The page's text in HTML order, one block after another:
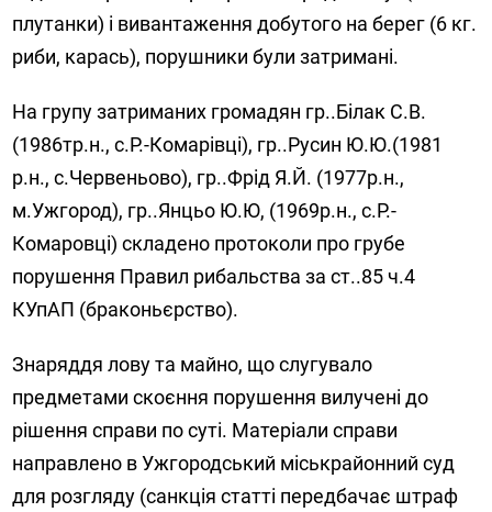
плутанки) і вивантаження добутого на берег (6 кг.
риби, карась), порушники були затримані.
На групу затриманих громадян гр..Білак С.В.
(1986тр.н., с.Р.-Комарівці), гр..Русин Ю.Ю.(1981
р.н., с.Червеньово), гр..Фрід Я.Й. (1977р.н.,
м.Ужгород), гр..Янцьо Ю.Ю, (1969р.н., с.Р.-
Комаровці) складено протоколи про грубе
порушення Правил рибальства за ст..85 ч.4
КУпАП (браконьєрство).
Знаряддя лову та майно, що слугувало
предметами скоєння порушення вилучені до
рішення справи по суті. Матеріали справи
направлено в Ужгородський міськрайонний суд
для розгляду (санкція статті передбачає штраф